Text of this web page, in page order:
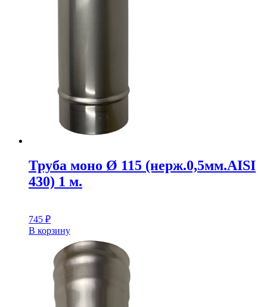
Труба моно Ø 115 (нерж.0,5мм.AISI
430) 1 м.
745 ₽
В корзину